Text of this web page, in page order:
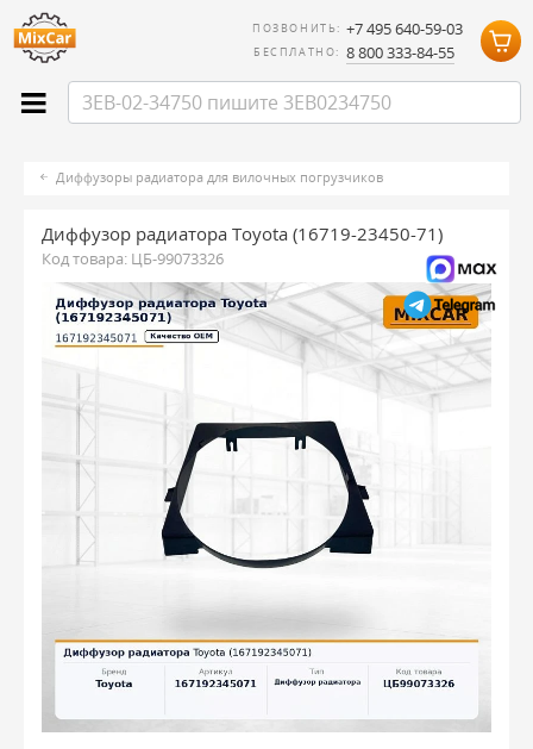
ПОЗВОНИТЬ: +7 495 640-59-03
БЕСПЛАТНО: 8 800 333-84-55
Диффузоры радиатора для вилочных погрузчиков
Диффузор радиатора Toyota (16719-23450-71)
Код товара: ЦБ-99073326